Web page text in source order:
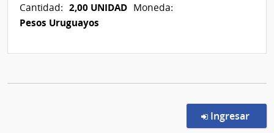
Cantidad: 2,00 UNIDAD Moneda:
Pesos Uruguayos
Ingresar